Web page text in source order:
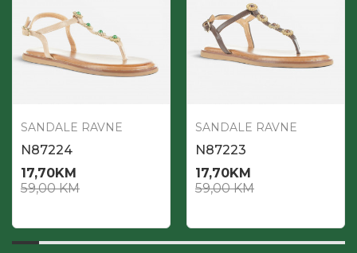
SANDALE RAVNE
N87224
17,70KM
59,00KM
SANDALE RAVNE
N87223
17,70KM
59,00KM